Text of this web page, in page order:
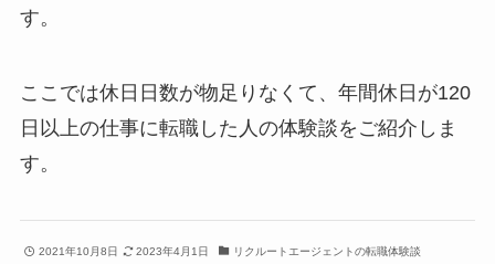
す。
ここでは休日日数が物足りなくて、年間休日が120
日以上の仕事に転職した人の体験談をご紹介しま
す。
2021年10月8日 2023年4月1日 リクルートエージェントの転職体験談